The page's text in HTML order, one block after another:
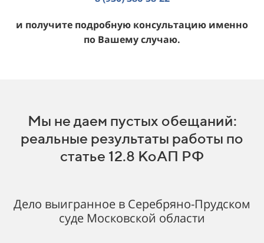
и получите подробную консультацию именно
по Вашему случаю.
Мы не даем пустых обещаний:
реальные результаты работы по
статье 12.8 КоАП РФ
Дело выигранное в Серебряно-Прудском
суде Московской области